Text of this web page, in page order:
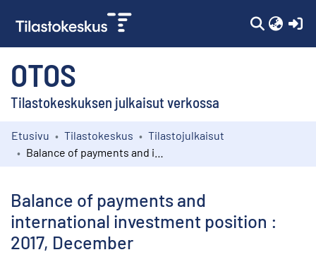
OTOS
Tilastokeskuksen julkaisut verkossa
Kokoelmat
Etusivu Tilastokeskus
Tilastojulkaisut
Balance of payments and
international investment position :
2017, December